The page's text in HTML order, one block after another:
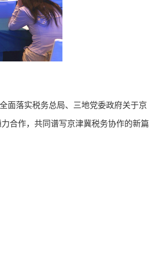
落实税务总局、三地党委政府关于京
合作，共同谱写京津冀税务协作的新篇